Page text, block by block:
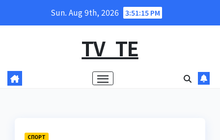
Sun. Aug 9th, 2026 3:51:16 PM
TV_TE
СПОРТ